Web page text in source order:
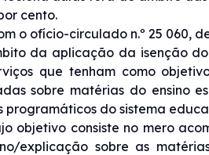
cento.
o ofício-circulado n.º 25 060,
da aplicação da isenção
que tenham como
sobre matérias do ensino
programáticos do sistema
objetivo consiste no mero
explicação sobre as